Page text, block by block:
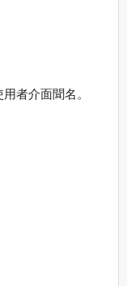
者介面聞名。